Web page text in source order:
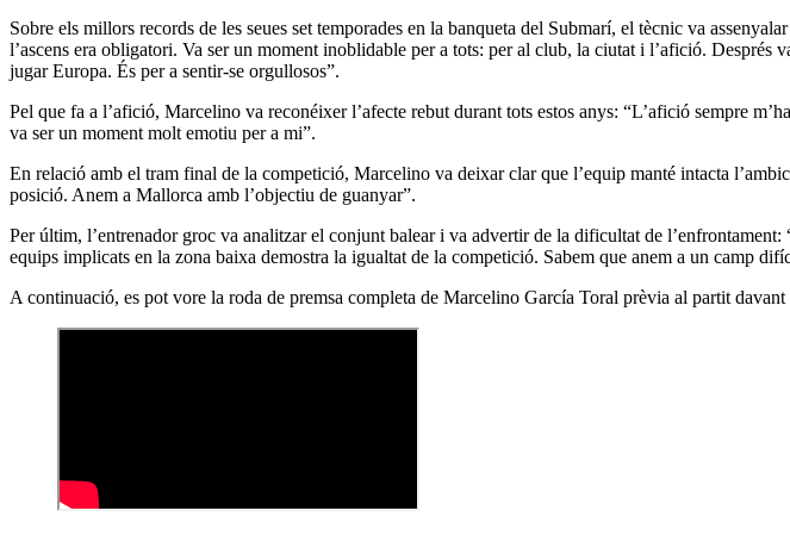
Sobre els millors records de les seues set temporades en la banqueta del Submarí, el tècnic va
l’ascens era obligatori. Va ser un moment inoblidable per a tots: per al club, la ciutat i l’afició.
jugar Europa. És per a sentir-se orgullosos”.
Pel que fa a l’afició, Marcelino va reconéixer l’afecte rebut durant tots estos anys: “L’afició sempre
va ser un moment molt emotiu per a mi”.
En relació amb el tram final de la competició, Marcelino va deixar clar que l’equip manté intacta
posició. Anem a Mallorca amb l’objectiu de guanyar”.
Per últim, l’entrenador groc va analitzar el conjunt balear i va advertir de la dificultat de
equips implicats en la zona baixa demostra la igualtat de la competició. Sabem que anem a un camp
A continuació, es pot vore la roda de premsa completa de Marcelino García Toral prèvia al partit